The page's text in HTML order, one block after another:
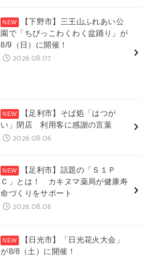
【下野市】三王山ふれあい公
園で「ちびっこわくわく盆踊り」が
8/9（日）に開催！
2026.08.07
【足利市】そば処「はつが
い」閉店 利用客に感謝の言葉
2026.08.06
【足利市】話題の「Ｓ１Ｐ
Ｃ」とは！ カキヌマ薬局が健康寿
命づくりをサポート
2026.08.06
【日光市】「日光花火大会」
が8/8（土）に開催！